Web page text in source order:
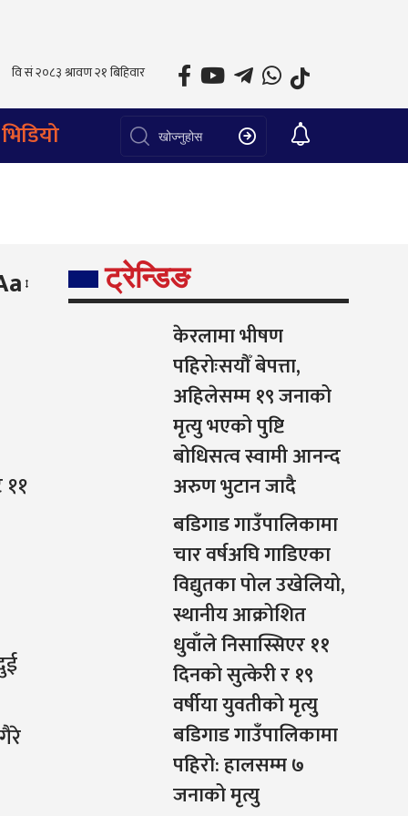
भिडियो
११
ट्रेन्डिङ
केरलामा भीषण
पहिरोःसयौँ बेपत्ता,
अहिलेसम्म १९ जनाको
मृत्यु भएको पुष्टि
बोधिसत्व स्वामी आनन्द
अरुण भुटान जादै
बडिगाड गाउँपालिकामा
चार वर्षअघि गाडिएका
विद्युतका पोल उखेलियो,
स्थानीय आक्रोशित
धुवाँले निसास्सिएर ११
दिनको सुत्केरी र १९
वर्षीया युवतीको मृत्यु
बडिगाड गाउँपालिकामा
पहिरो: हालसम्म ७
जनाको मृत्यु